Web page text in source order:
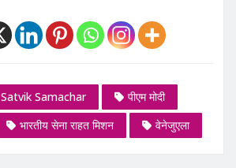
Satvik Samachar
पीएम मोदी
भारतीय सेना राहत मिशन वेनेजुएला